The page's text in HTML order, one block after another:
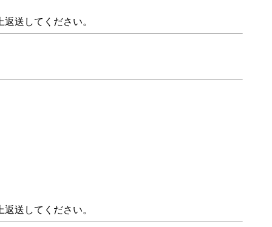
送してください。
送してください。